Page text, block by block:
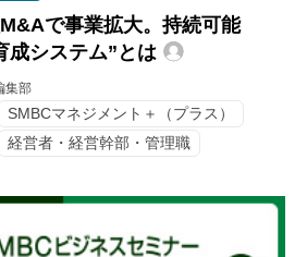
で事業拡大。持続可能
成システム”とは
集部
SMBCマネジメント＋（プラス）
経営者・経営幹部・管理職